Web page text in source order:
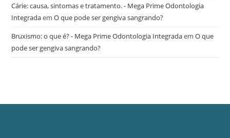
Cárie: causa, sintomas e tratamento. - Mega Prime Odontologia
IntegradaemO que pode ser gengiva sangrando?
Bruxismo: o que é? - Mega Prime Odontologia IntegradaemO que
pode ser gengiva sangrando?